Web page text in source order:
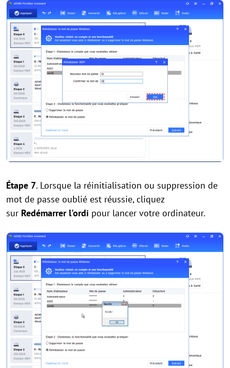
Étape 7. Lorsque la réinitialisation ou suppression de
mot de passe oublié est réussie, cliquez
sur Redémarrer l'ordi pour lancer votre ordinateur.